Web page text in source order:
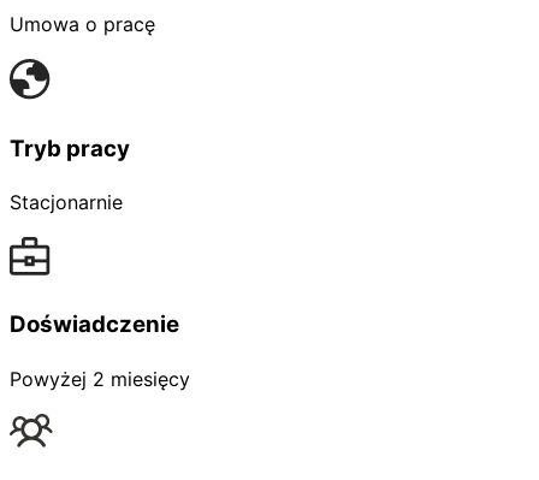
Umowa o pracę
Tryb pracy
Stacjonarnie
Doświadczenie
Powyżej 2 miesięcy